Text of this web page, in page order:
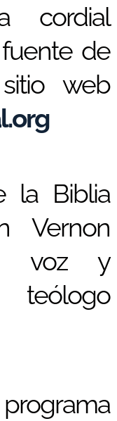
cordial
de
web
la Biblia
Vernon
voz y
teólogo